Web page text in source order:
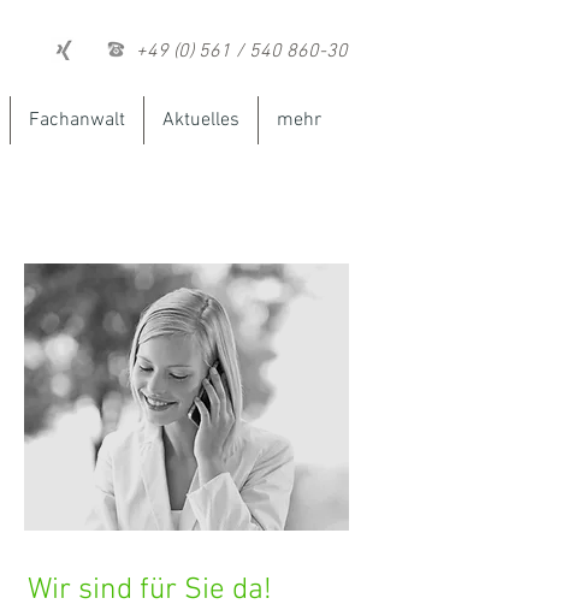
+49 (0) 561 / 540 860-30
Fachanwalt Aktuelles mehr
Wir sind für Sie da!